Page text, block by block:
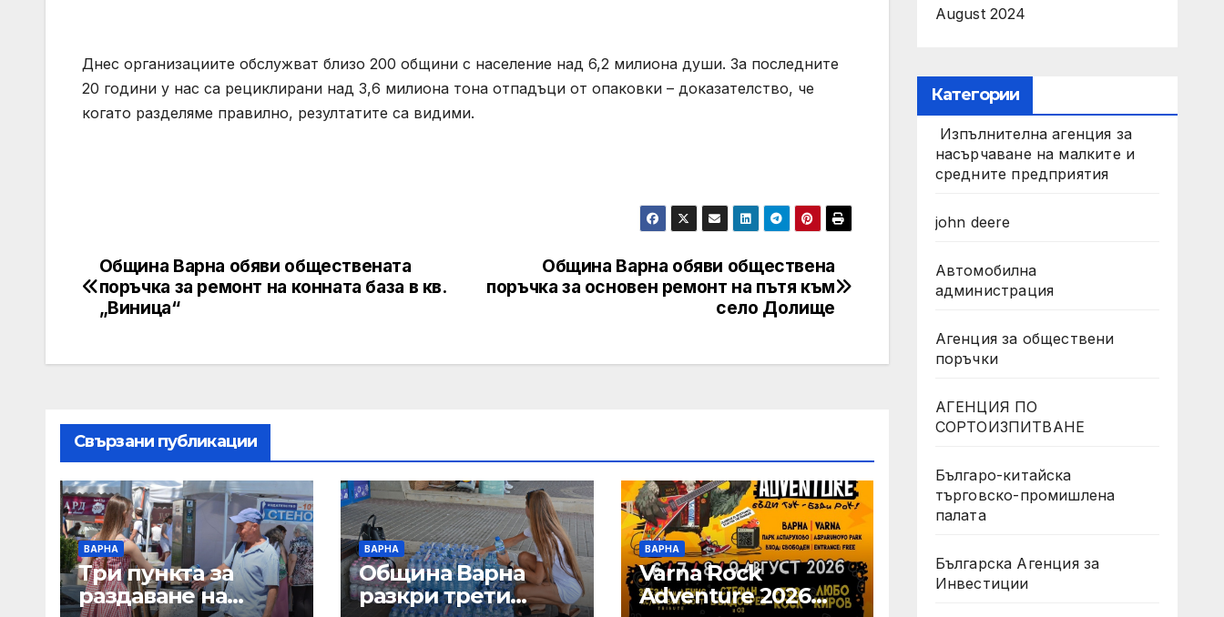
Днес организациите обслужват близо 200 общини с население над 6,2 милиона души. За последните
20 години у нас са рециклирани над 3,6 милиона тона отпадъци от опаковки – доказателство, че
когато разделяме правилно, резултатите са видими.
Post
navigation
Община Варна обяви обществена
поръчка за основен ремонт на пътя към
село Долище
Община Варна обяви обществената
поръчка за ремонт на конната база в кв.
„Виница“
Свързани публикации
ВАРНА
Три пункта за
раздаване на
ВАРНА
Община Варна
разкри трети
ВАРНА
Varna Rock
Adventure 2026
August 2024
Категории
Изпълнителна агенция за
насърчаване на малките и
средните предприятия
john deere
Автомобилна
администрация
Агенция за обществени
поръчки
АГЕНЦИЯ ПО
СОРТОИЗПИТВАНЕ
Българо-китайска
търговско-промишлена
палата
Българска Агенция за
Инвестиции